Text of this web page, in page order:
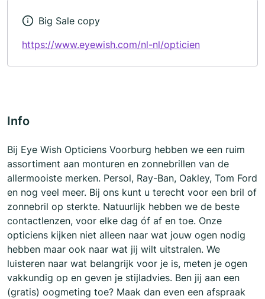
Big Sale copy
https://www.eyewish.com/nl-nl/opticien
Info
Bij Eye Wish Opticiens Voorburg hebben we een ruim
assortiment aan monturen en zonnebrillen van de
allermooiste merken. Persol, Ray-Ban, Oakley, Tom Ford
en nog veel meer. Bij ons kunt u terecht voor een bril of
zonnebril op sterkte. Natuurlijk hebben we de beste
contactlenzen, voor elke dag óf af en toe. Onze
opticiens kijken niet alleen naar wat jouw ogen nodig
hebben maar ook naar wat jij wilt uitstralen. We
luisteren naar wat belangrijk voor je is, meten je ogen
vakkundig op en geven je stijladvies. Ben jij aan een
(gratis) oogmeting toe? Maak dan even een afspraak